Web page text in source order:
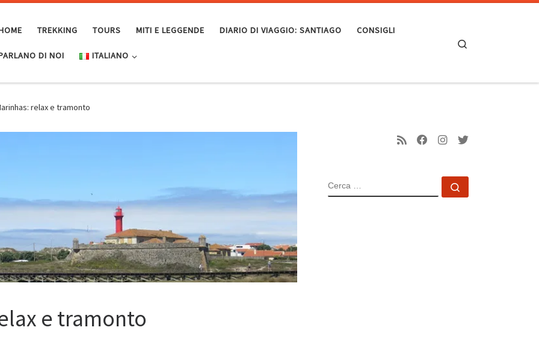
TREKKING TOURS MITI E LEGGENDE DIARIO DI VIAGGIO: SANTIAGO CONSIGLI
DI NOI ITALIANO
relax e tramonto
e tramonto
CERCA